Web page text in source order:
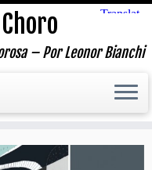
– Por Leonor Bianchi